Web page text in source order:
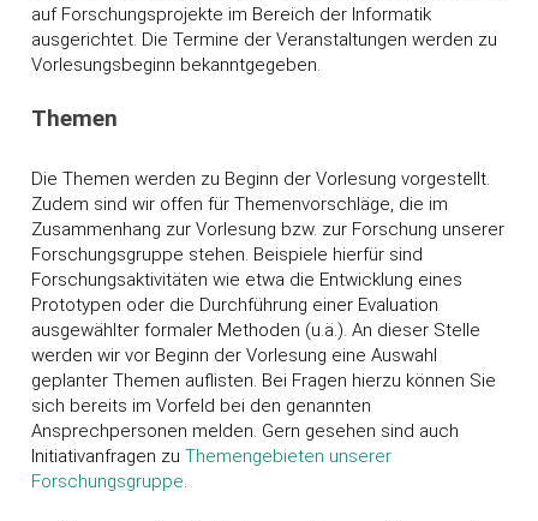
auf Forschungsprojekte im Bereich der Informatik
ausgerichtet. Die Termine der Veranstaltungen werden zu
Vorlesungsbeginn bekanntgegeben.
Themen
Die Themen werden zu Beginn der Vorlesung vorgestellt.
Zudem sind wir offen für Themenvorschläge, die im
Zusammenhang zur Vorlesung bzw. zur Forschung unserer
Forschungsgruppe stehen. Beispiele hierfür sind
Forschungsaktivitäten wie etwa die Entwicklung eines
Prototypen oder die Durchführung einer Evaluation
ausgewählter formaler Methoden (u.ä.). An dieser Stelle
werden wir vor Beginn der Vorlesung eine Auswahl
geplanter Themen auflisten. Bei Fragen hierzu können Sie
sich bereits im Vorfeld bei den genannten
Ansprechpersonen melden. Gern gesehen sind auch
Initiativanfragen zuThemengebieten unserer
Forschungsgruppe